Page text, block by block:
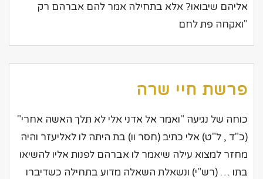
אליהם שיבואו? אלא בתחילה אמר להם אברהם רק
"ואקחה פת לחם
פרשת חיי שרה
כוחה של נגיעה "ואמר אל אדני אלי לא תלך האשה אחרי"
(כ"ד , ל"ט) אלי כתיב (חסר וו) בת היתה לו לאליעזר והיה
מחזר למצוא עילה שיאמר לו אברהם לפנות אליו להשיאו
בתו … (רש"י) ונשאלת השאלה מדוע בתחילה כשדיברו